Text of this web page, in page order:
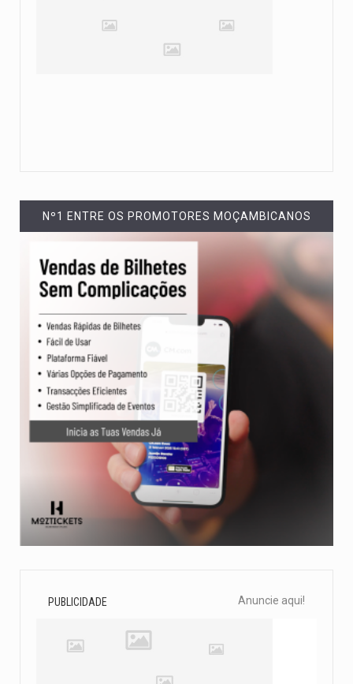
Nº1 ENTRE OS PROMOTORES MOÇAMBICANOS
PUBLICIDADE Anuncie aqui!